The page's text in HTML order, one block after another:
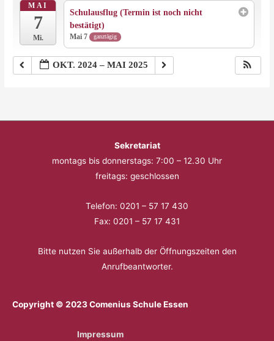
MAI
7
Mi.
Schulausflug (Termin ist noch nicht
bestätigt)
Mai 7 ganztägig
OKT. 2024 – MAI 2025
Sekretariat
montags bis donnerstags: 7:00 – 12.30 Uhr
freitags: geschlossen
Telefon: 0201 – 57 17 430
Fax: 0201 – 57 17 431
Bitte nutzen Sie außerhalb der Öffnungszeiten den
Anrufbeantworter.
Copyright © 2023 Comenius Schule Essen
Impressum